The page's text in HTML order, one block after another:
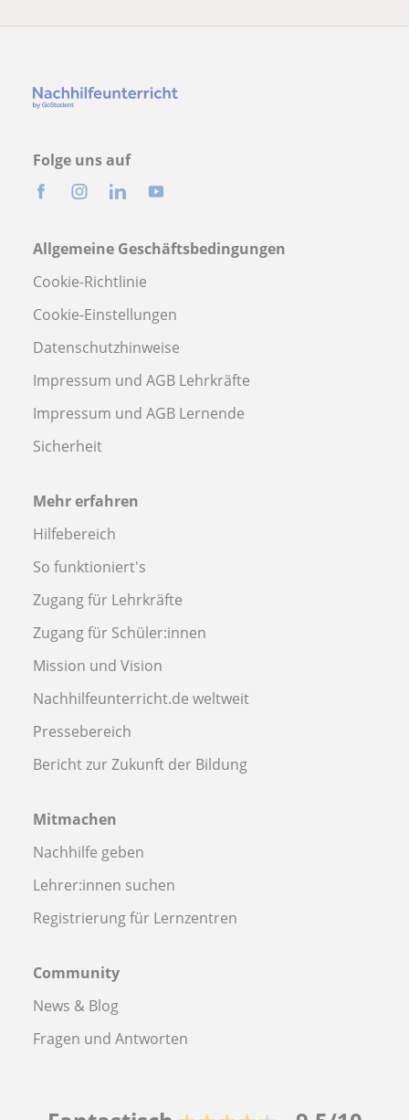
Folge uns auf
Allgemeine Geschäftsbedingungen
Cookie-Richtlinie
Cookie-Einstellungen
Datenschutzhinweise
Impressum und AGB Lehrkräfte
Impressum und AGB Lernende
Sicherheit
Mehr erfahren
Hilfebereich
So funktioniert's
Zugang für Lehrkräfte
Zugang für Schüler:innen
Mission und Vision
Nachhilfeunterricht.de weltweit
Pressebereich
Bericht zur Zukunft der Bildung
Mitmachen
Nachhilfe geben
Lehrer:innen suchen
Registrierung für Lernzentren
Community
News & Blog
Fragen und Antworten